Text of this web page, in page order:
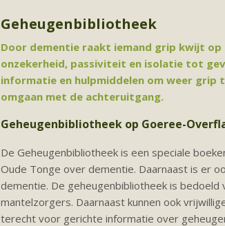
Geheugenbibliotheek
Door dementie raakt iemand grip kwijt op
onzekerheid, passiviteit en isolatie tot
informatie en hulpmiddelen om weer grip
omgaan met de achteruitgang.
Geheugenbibliotheek op Goeree-
De Geheugenbibliotheek is een speciale
Oude Tonge over dementie. Daarnaast is er
dementie. ​De geheugenbibliotheek is
mantelzorgers. Daarnaast kunnen ook
terecht voor gerichte informatie over